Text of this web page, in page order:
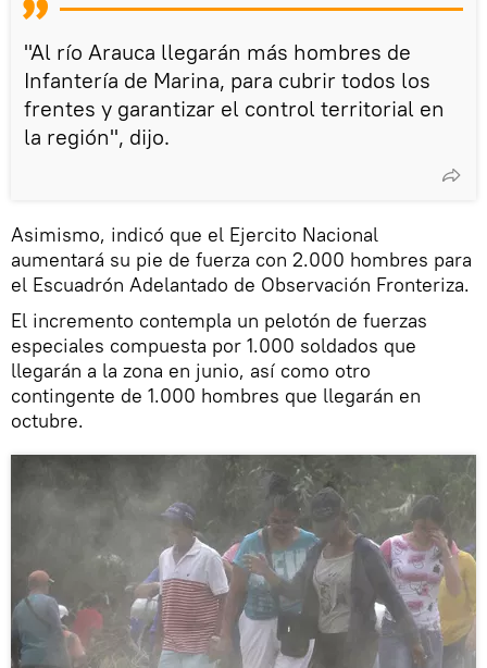
"Al río Arauca llegarán más hombres de
Infantería de Marina, para cubrir todos los
frentes y garantizar el control territorial en
la región", dijo.
Asimismo, indicó que el Ejercito Nacional
aumentará su pie de fuerza con 2.000 hombres para
el Escuadrón Adelantado de Observación Fronteriza.
El incremento contempla un pelotón de fuerzas
especiales compuesta por 1.000 soldados que
llegarán a la zona en junio, así como otro
contingente de 1.000 hombres que llegarán en
octubre.